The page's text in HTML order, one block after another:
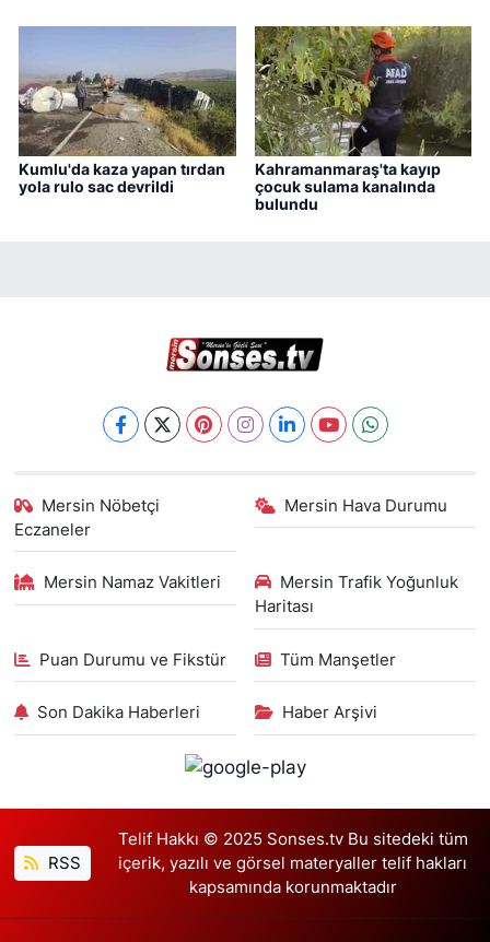
Kumlu'da kaza yapan tırdan
yola rulo sac devrildi
Kahramanmaraş'ta kayıp
çocuk sulama kanalında
bulundu
Mersin Nöbetçi
Eczaneler
Mersin Hava Durumu
Mersin Namaz Vakitleri
Mersin Trafik Yoğunluk
Haritası
Puan Durumu ve Fikstür Tüm Manşetler
Son Dakika Haberleri Haber Arşivi
RSS
Telif Hakkı © 2025 Sonses.tv Bu sitedeki tüm
içerik, yazılı ve görsel materyaller telif hakları
kapsamında korunmaktadır